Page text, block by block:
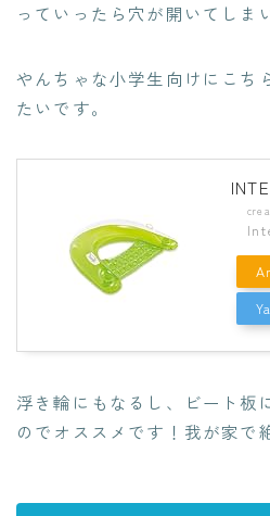
っていったら穴が開いてしま
やんちゃな小学生向けにこち
たいです。
浮き輪にもなるし、ビート板
のでオススメです！我が家で